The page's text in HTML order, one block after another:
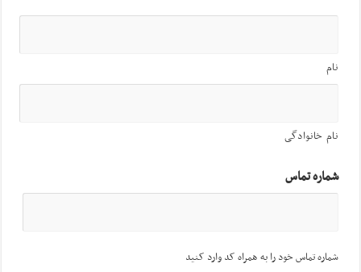
نام
نام خانوادگی
شماره تماس
شماره تماس خود را به همراه کد وارد کنید